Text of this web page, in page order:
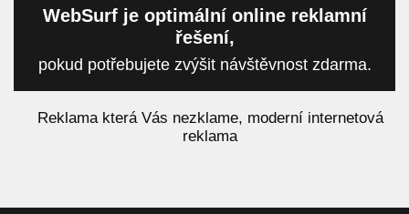
WebSurf je optimální online reklamní
řešení,
pokud potřebujete zvýšit návštěvnost zdarma.
Reklama která Vás nezklame, moderní internetová
reklama